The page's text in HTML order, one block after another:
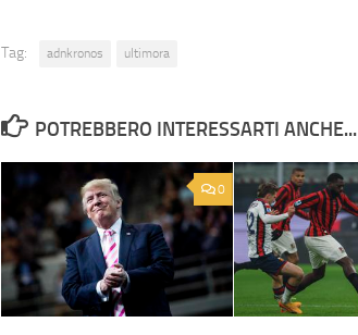
Tag: adnkronos ultimora
POTREBBERO INTERESSARTI ANCHE...
0